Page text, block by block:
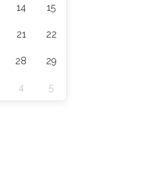
14 15
21 22
28 29
4 5